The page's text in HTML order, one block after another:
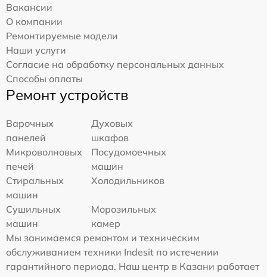
Вакансии
О компании
Ремонтируемые модели
Наши услуги
Согласие на обработку персональных данных
Способы оплаты
Ремонт устройств
Варочных
панелей
Духовых
шкафов
Микроволновых
печей
Посудомоечных
машин
Стиральных
машин
Холодильников
Сушильных
машин
Морозильных
камер
Мы занимаемся ремонтом и техническим
обслуживанием техники Indesit по истечении
гарантийного периода. Наш центр в Казани работает